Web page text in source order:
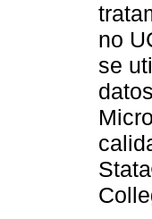
no
se